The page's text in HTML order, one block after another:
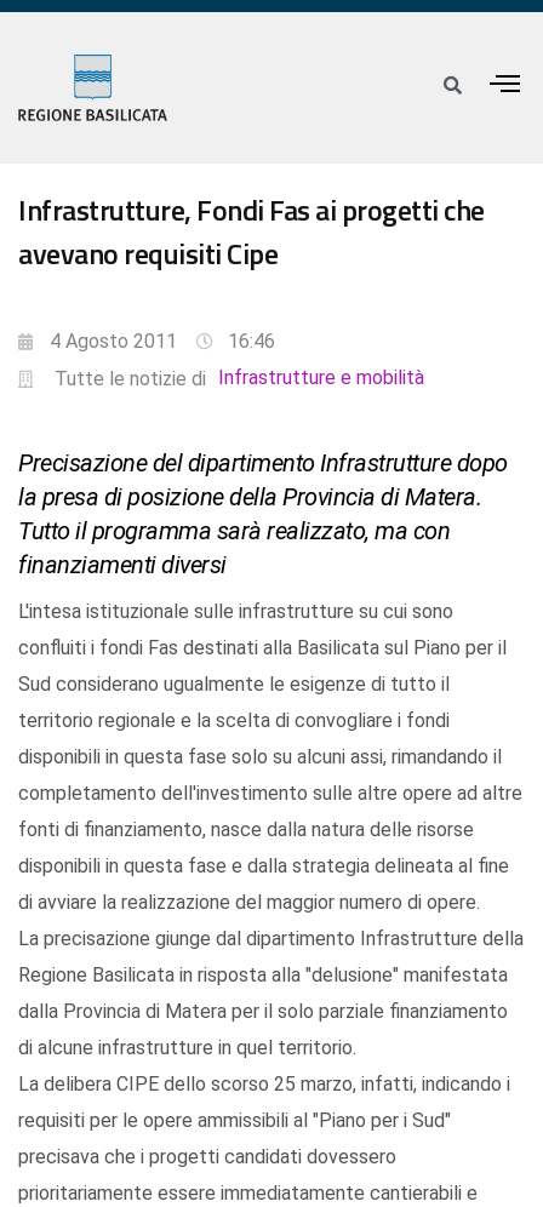
Infrastrutture, Fondi Fas ai progetti che
avevano requisiti Cipe
4 Agosto 2011
16:46
Tutte le notizie di
Infrastrutture e mobilità
Precisazione del dipartimento Infrastrutture dopo
la presa di posizione della Provincia di Matera.
Tutto il programma sarà realizzato, ma con
finanziamenti diversi
L'intesa istituzionale sulle infrastrutture su cui sono
confluiti i fondi Fas destinati alla Basilicata sul Piano per il
Sud considerano ugualmente le esigenze di tutto il
territorio regionale e la scelta di convogliare i fondi
disponibili in questa fase solo su alcuni assi, rimandando il
completamento dell'investimento sulle altre opere ad altre
fonti di finanziamento, nasce dalla natura delle risorse
disponibili in questa fase e dalla strategia delineata al fine
di avviare la realizzazione del maggior numero di opere.
La precisazione giunge dal dipartimento Infrastrutture della
Regione Basilicata in risposta alla "delusione" manifestata
dalla Provincia di Matera per il solo parziale finanziamento
di alcune infrastrutture in quel territorio.
La delibera CIPE dello scorso 25 marzo, infatti, indicando i
requisiti per le opere ammissibili al "Piano per i Sud"
precisava che i progetti candidati dovessero
prioritariamente essere immediatamente cantierabili e